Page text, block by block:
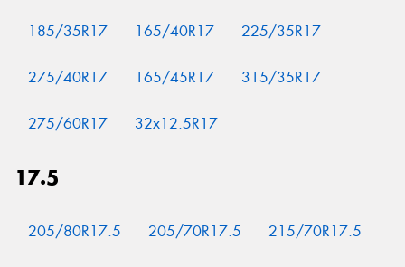
185/35R17 165/40R17 225/35R17
275/40R17 165/45R17 315/35R17
275/60R17 32x12.5R17
17.5
205/80R17.5 205/70R17.5 215/70R17.5